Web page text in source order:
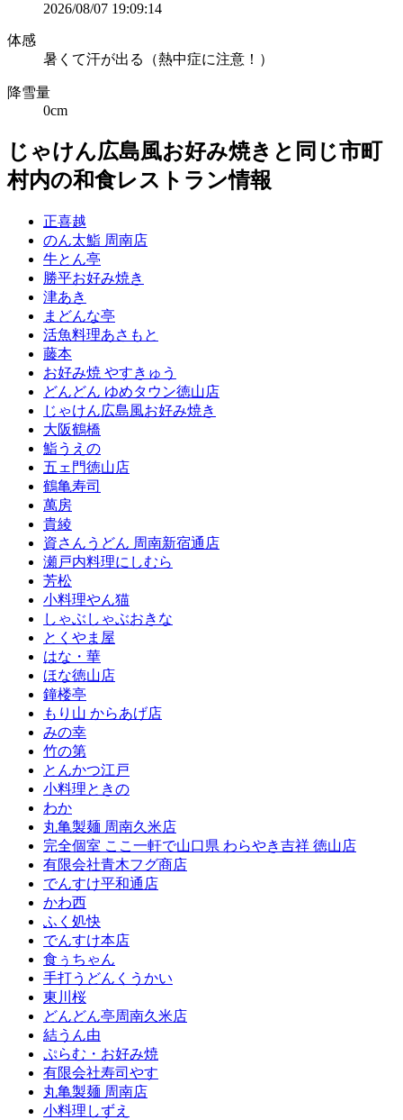
2026/08/07 19:09:14
体感
暑くて汗が出る（熱中症に注意！）
降雪量
0cm
じゃけん広島風お好み焼きと同じ市町
村内の和食レストラン情報
正喜越
のん太鮨 周南店
牛とん亭
勝平お好み焼き
津あき
まどんな亭
活魚料理あさもと
藤本
お好み焼 やすきゅう
どんどん ゆめタウン徳山店
じゃけん広島風お好み焼き
大阪鶴橋
鮨うえの
五ェ門徳山店
鶴亀寿司
萬房
貴綾
資さんうどん 周南新宿通店
瀬戸内料理にしむら
芳松
小料理やん猫
しゃぶしゃぶおきな
とくやま屋
はな・華
ほな徳山店
鐘楼亭
もり山 からあげ店
みの幸
竹の第
とんかつ江戸
小料理ときの
わか
丸亀製麺 周南久米店
完全個室 ここ一軒で山口県 わらやき吉祥 徳山店
有限会社青木フグ商店
でんすけ平和通店
かわ西
ふく処快
でんすけ本店
食ぅちゃん
手打うどんくうかい
東川桜
どんどん亭周南久米店
結うん由
ぷらむ・お好み焼
有限会社寿司やす
丸亀製麺 周南店
小料理しずえ